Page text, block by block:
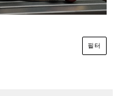
필터